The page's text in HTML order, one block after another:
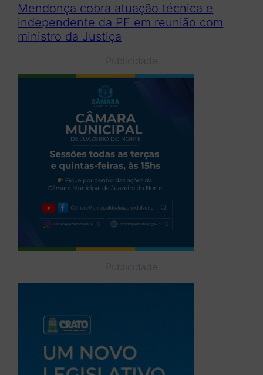
Mendonça cobra atuação técnica e
independente da PF em reunião com
ministro da Justiça
Publicidade
Publicidade